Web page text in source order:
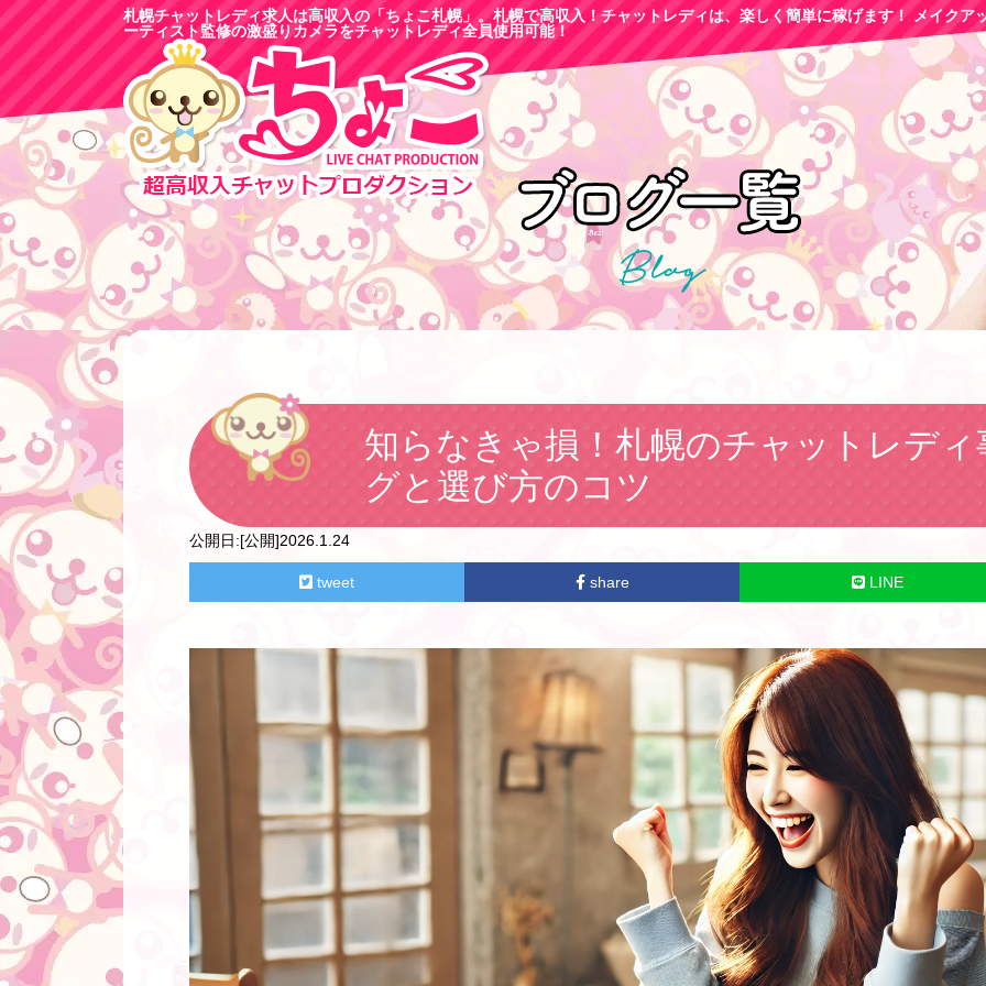
札幌チャットレディ求人は高収入の「ちょこ札幌」。札幌で高収入！チャットレディは、楽しく簡単に稼げます！ メイクア
ーティスト監修の激盛りカメラをチャットレディ全員使用可能！
知らなきゃ損！札幌のチャットレデ
グと選び方のコツ
公開日:[公開]2026.1.24
tweet share LINE